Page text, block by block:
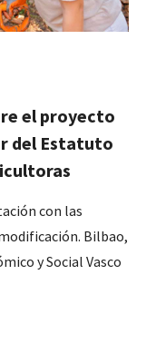
el proyecto
del Estatuto
con las
Bilbao,
y Social Vasco